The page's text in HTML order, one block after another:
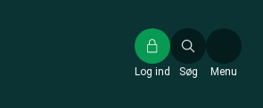
Søg
Log ind Menu